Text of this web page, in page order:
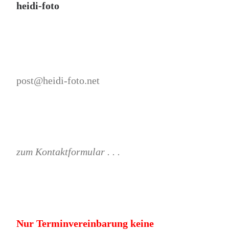
heidi-foto
post@heidi-foto.net
zum Kontaktformular . . .
Nur Terminvereinbarung keine